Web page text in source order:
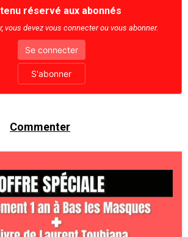
réservé aux abonnés
vous devez vous connecter ou vous abonner.
Se connecter
S'abonner
Commenter